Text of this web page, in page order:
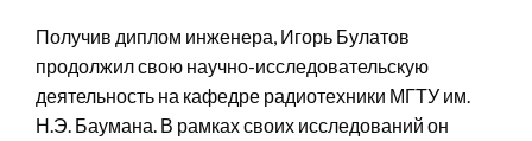
Получив диплом инженера, Игорь Булатов
продолжил свою научно-исследовательскую
деятельность на кафедре радиотехники МГТУ им.
Н.Э. Баумана. В рамках своих исследований он